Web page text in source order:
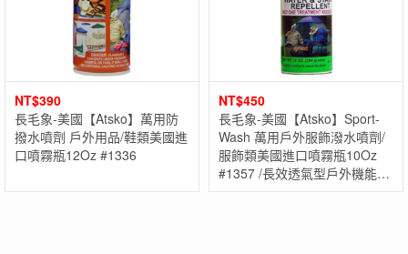
NT$390
長毛象-美國【Atsko】萬用防
撥水噴劑 戶外用品/鞋類美國進
口噴霧瓶12Oz #1336
NT$450
長毛象-美國【Atsko】Sport-
Wash 萬用戶外服飾潑水噴劑/
服飾類美國進口噴霧瓶10Oz
#1357 /長效透氣型戶外機能衣
物